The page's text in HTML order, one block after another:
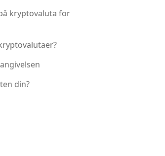
kryptovaluta for
din?